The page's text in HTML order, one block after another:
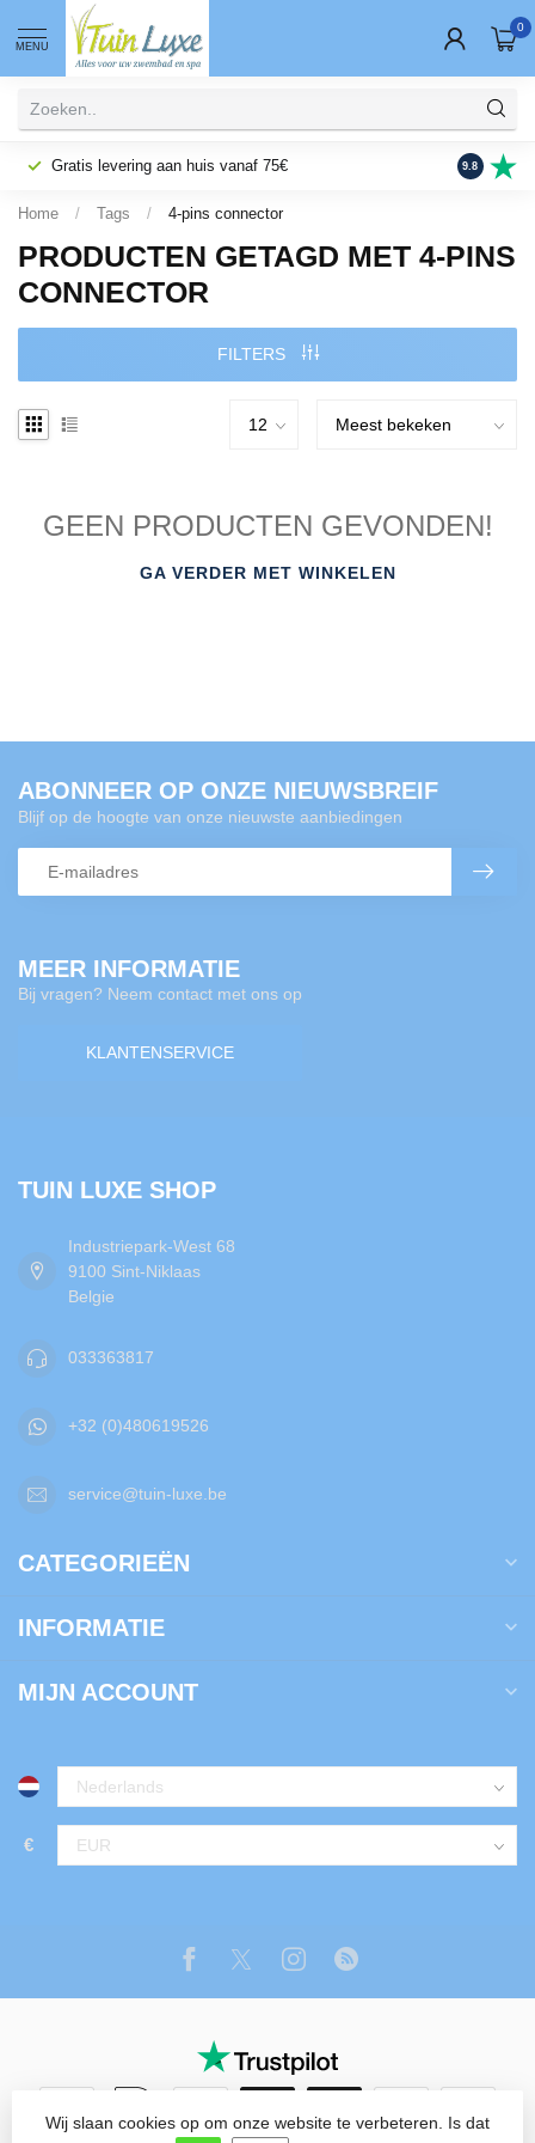
MENU
0
Gratis levering aan huis vanaf 75€ Fysieke
9.8
Home / Tags / 4-pins connector
PRODUCTEN GETAGD MET 4-PINS
CONNECTOR
FILTERS
GEEN PRODUCTEN GEVONDEN!
GA VERDER MET WINKELEN
MEER INFORMATIE
Bij vragen? Neem contact met ons op
KLANTENSERVICE
ABONNEER OP ONZE NIEUWSBREIF
Blijf op de hoogte van onze nieuwste aanbiedingen
TUIN LUXE SHOP
Industriepark-West 68
9100 Sint-Niklaas
Belgie
033363817
+32 (0)480619526
service@tuin-luxe.be
CATEGORIEËN
INFORMATIE
MIJN ACCOUNT
€
Wij slaan cookies op om onze website te verbeteren. Is dat